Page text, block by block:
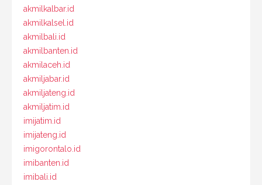
akmilkalbar.id
akmilkalsel.id
akmilbali.id
akmilbanten.id
akmilaceh.id
akmiljabar.id
akmiljateng.id
akmiljatim.id
imijatim.id
imijateng.id
imigorontalo.id
imibanten.id
imibali.id